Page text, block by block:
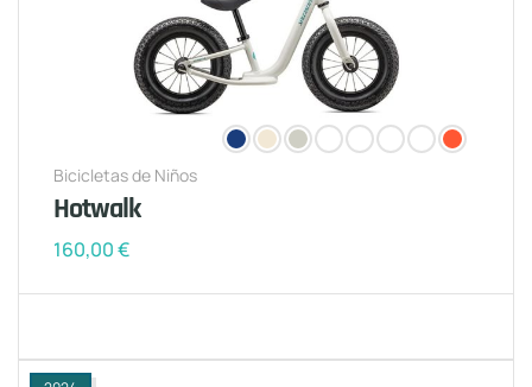
Bicicletas de Niños
Hotwalk
160,00€